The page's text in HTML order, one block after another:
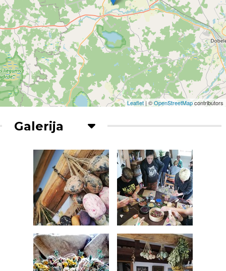
Leaflet| ©OpenStreetMapcontributors
Galerija